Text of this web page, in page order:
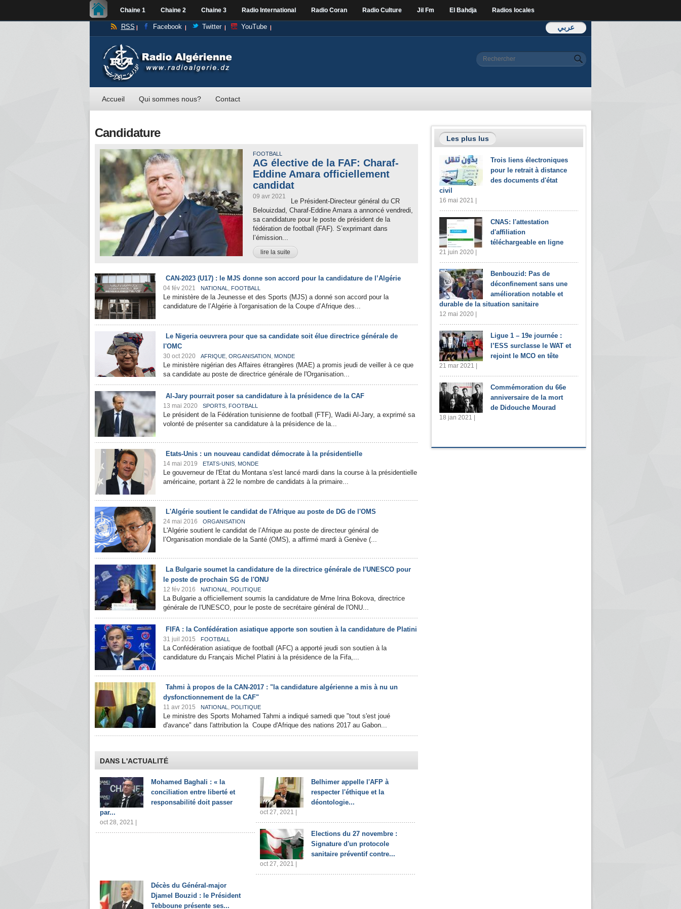
Chaine 1 Chaine 2 Chaine 3 Radio International Radio Coran Radio Culture Jil Fm El Bahdja Radios locales
عربي RSS Facebook Twitter YouTube
Formulaire de
Rechercher
Accueil Qui sommes nous? Contact
Candidature
FOOTBALL
AG élective de la FAF: Charaf-
Eddine Amara officiellement
candidat
09 avr 2021
Le Président-Directeur général du CR
Belouizdad, Charaf-Eddine Amara a annoncé vendredi,
sa candidature pour le poste de président de la
fédération de football (FAF). S’exprimant dans
l’émission...
lire la suite
CAN-2023 (U17) : le MJS donne son accord pour la candidature de l’Algérie
04 fév 2021 NATIONAL , FOOTBALL
Le ministère de la Jeunesse et des Sports (MJS) a donné son accord pour la
candidature de l’Algérie à l'organisation de la Coupe d’Afrique des...
Le Nigeria oeuvrera pour que sa candidate soit élue directrice générale de
l'OMC
30 oct 2020 AFRIQUE, ORGANISATION, MONDE
Le ministère nigérian des Affaires étrangères (MAE) a promis jeudi de veiller à ce que
sa candidate au poste de directrice générale de l'Organisation...
Al-Jary pourrait poser sa candidature à la présidence de la CAF
13 mai 2020 SPORTS, FOOTBALL
Le président de la Fédération tunisienne de football (FTF), Wadii Al-Jary, a exprimé sa
volonté de présenter sa candidature à la présidence de la...
Etats-Unis : un nouveau candidat démocrate à la présidentielle
14 mai 2019 ETATS-UNIS, MONDE
Le gouverneur de l'Etat du Montana s'est lancé mardi dans la course à la présidentielle
américaine, portant à 22 le nombre de candidats à la primaire...
L'Algérie soutient le candidat de l'Afrique au poste de DG de l'OMS
24 mai 2016 ORGANISATION
L'Algérie soutient le candidat de l’Afrique au poste de directeur général de
l’Organisation mondiale de la Santé (OMS), a affirmé mardi à Genève (...
La Bulgarie soumet la candidature de la directrice générale de l'UNESCO pour
le poste de prochain SG de l'ONU
12 fév 2016 NATIONAL , POLITIQUE
La Bulgarie a officiellement soumis la candidature de Mme Irina Bokova, directrice
générale de l'UNESCO, pour le poste de secrétaire général de l'ONU...
FIFA : la Confédération asiatique apporte son soutien à la candidature de Platini
31 juil 2015 FOOTBALL
La Confédération asiatique de football (AFC) a apporté jeudi son soutien à la
candidature du Français Michel Platini à la présidence de la Fifa,...
Tahmi à propos de la CAN-2017 : "la candidature algérienne a mis à nu un
dysfonctionnement de la CAF"
11 avr 2015 NATIONAL , POLITIQUE
Le ministre des Sports Mohamed Tahmi a indiqué samedi que "tout s'est joué
d'avance" dans l'attribution la Coupe d'Afrique des nations 2017 au Gabon...
DANS L'ACTUALITÉ
Mohamed Baghali : « la
conciliation entre liberté et
responsabilité doit passer
par...
oct 28, 2021 |
Belhimer appelle l'AFP à
respecter l'éthique et la
déontologie...
oct 27, 2021 |
Elections du 27 novembre :
Signature d'un protocole
sanitaire préventif contre...
oct 27, 2021 |
Décès du Général-major
Djamel Bouzid : le Président
Tebboune présente ses...
Les plus lus
Trois liens électroniques
pour le retrait à distance
des documents d'état
civil
16 mai 2021 |
CNAS: l'attestation
d'affiliation
téléchargeable en ligne
21 juin 2020 |
Benbouzid: Pas de
déconfinement sans une
amélioration notable et
durable de la situation sanitaire
12 mai 2020 |
Ligue 1 – 19e journée :
l’ESS surclasse le WAT et
rejoint le MCO en tête
21 mar 2021 |
Commémoration du 66e
anniversaire de la mort
de Didouche Mourad
18 jan 2021 |